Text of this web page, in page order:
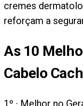
cremes
reforçam a
As 10
Cabelo